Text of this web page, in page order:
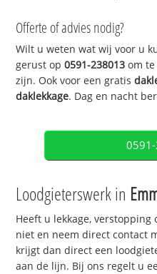
Offerte of advies nodig?
Wilt u weten wat wij voor u
gerust op0591-238013 om
zijn. Ook voor een gratis
daklekkage. Dag en nacht
Loodgieterswerk in
Heeft u lekkage, verstopping
niet en neem direct contact
krijgt dan direct een
aan de lijn. Bij ons regelt u